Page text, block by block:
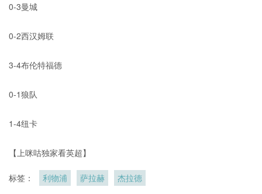
0-3曼城
0-2西汉姆联
3-4布伦特福德
0-1狼队
1-4纽卡
【上咪咕独家看英超】
标签： 利物浦 萨拉赫 杰拉德